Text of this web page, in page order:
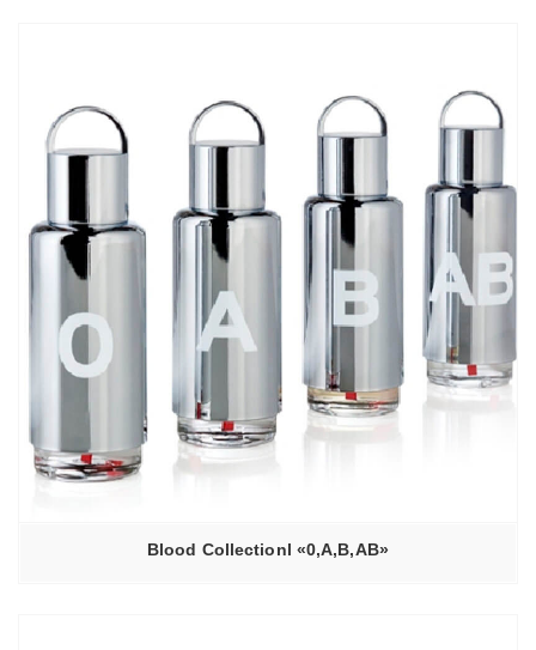
Blood Collectionl «0,A,B,AB»